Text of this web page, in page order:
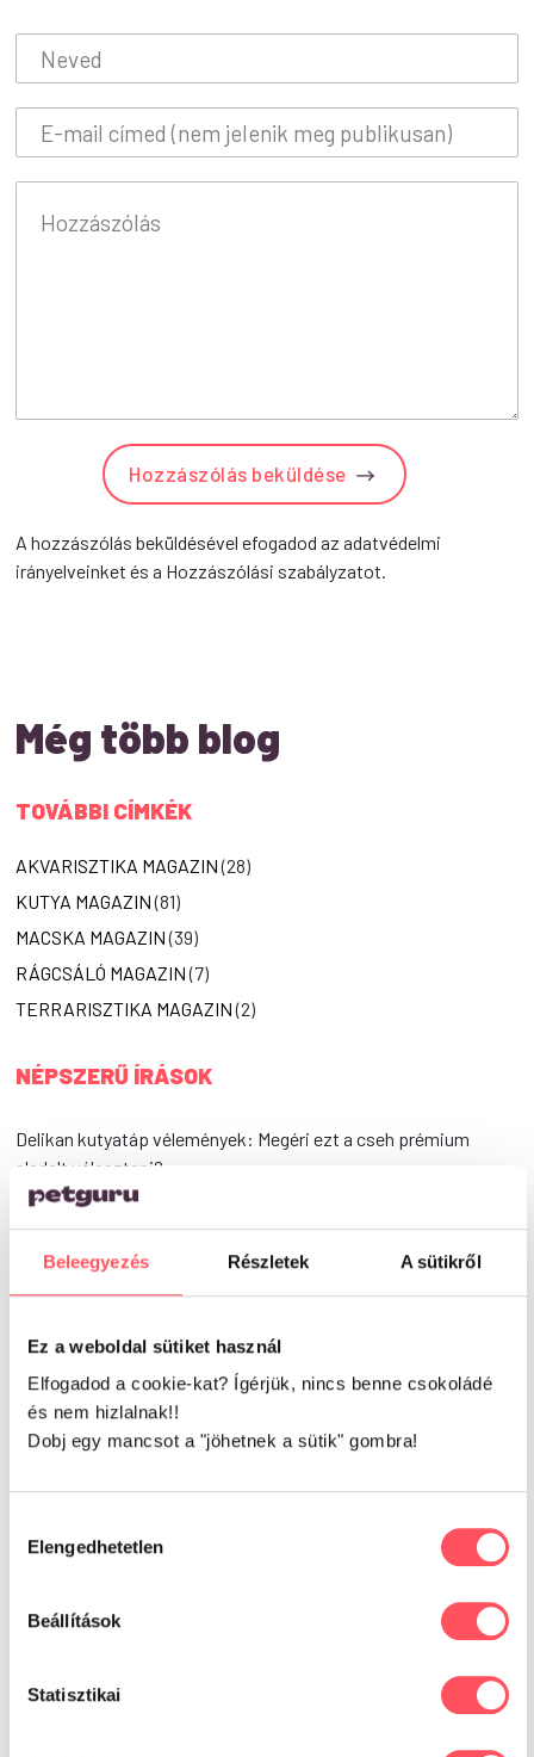
Beleegyezés Részletek A sütikről
Ez a weboldal sütiket használ
Elfogadod a cookie-kat? Ígérjük, nincs benne csokoládé
és nem hizlalnak!!
Dobj egy mancsot a "jöhetnek a sütik" gombra!
kiválasztása
Elengedhetetlen
Beállítások
Statisztikai
Hozzászólás beküldése
A hozzászólás beküldésével efogadod az adatvédelmi
irányelveinket és a Hozzászólási szabályzatot.
Még több blog
TOVÁBBI CÍMKÉK
AKVARISZTIKA MAGAZIN(28)
KUTYA MAGAZIN(81)
MACSKA MAGAZIN(39)
RÁGCSÁLÓ MAGAZIN(7)
TERRARISZTIKA MAGAZIN(2)
NÉPSZERŰ ÍRÁSOK
Delikan kutyatáp vélemények: Megéri ezt a cseh prémium
eledelt választani?
gazdiknak 2026-ban
Harlekin tacskó- a bájos tacsi
Maltipoo- A cuki keverék kutyus
Kutya évek számítása – Bemutatjuk hogyan számold
KORÁBBI CIKKEK